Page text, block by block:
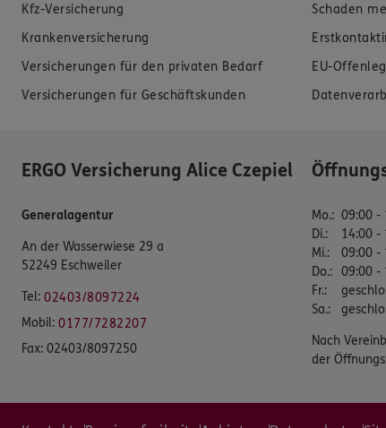
Kfz-Versicherung
Krankenversicherung
Versicherungen für den privaten Bedarf
Versicherungen für Geschäftskunden
Schaden
EU-
ERGO Versicherung Alice Czepiel
Generalagentur
An der Wasserwiese 29 a
52249 Eschweiler
Tel: 02403/8097224
Mobil: 0177/7282207
Fax: 02403/8097250
Mo.: 09:00 -
Di.:
14:00 -
Mi.:
09:00 -
Do.: 09:00 -
Fr.:
Sa.:
Nach
der